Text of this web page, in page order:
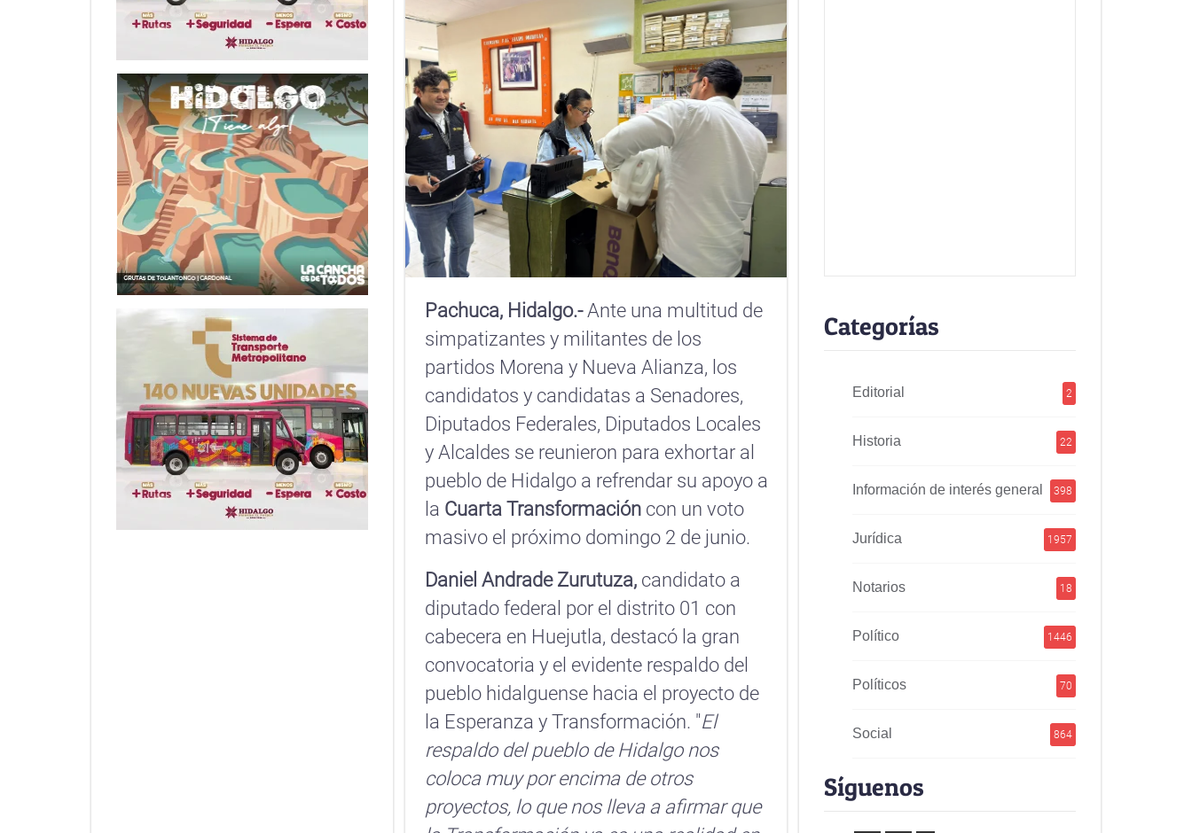
Pachuca, Hidalgo.-Ante una multitud de
simpatizantes y militantes de los
partidos Morena y Nueva Alianza, los
candidatos y candidatas a Senadores,
Diputados Federales, Diputados Locales
y Alcaldes se reunieron para exhortar al
pueblo de Hidalgo a refrendar su apoyo a
la Cuarta Transformación con un voto
masivo el próximo domingo 2 de junio.
Daniel Andrade Zurutuza, candidato a
diputado federal por el distrito 01 con
cabecera en Huejutla, destacó la gran
convocatoria y el evidente respaldo del
pueblo hidalguense hacia el proyecto de
la Esperanza y Transformación. "El
respaldo del pueblo de Hidalgo nos
coloca muy por encima de otros
proyectos, lo que nos lleva a afirmar que
Categorías
Editorial 2
Historia 22
Información de interés general 398
Jurídica 1957
Notarios 18
Político 1446
Políticos 70
Social 864
Síguenos